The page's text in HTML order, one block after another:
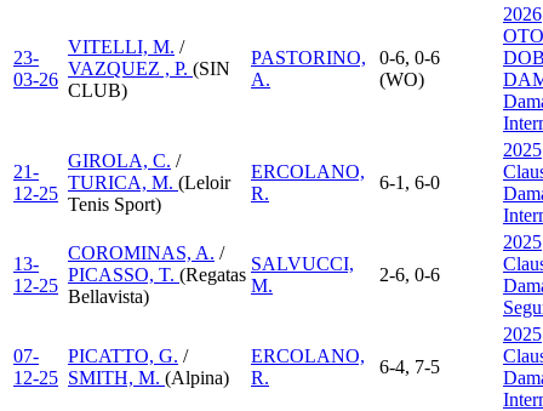
23-
03-26
VITELLI, M. /
VAZQUEZ , P. (SIN
CLUB)
PASTORINO,
A.
0-6, 0-6
(WO)
2026
21-
12-25
GIROLA, C. /
TURICA, M. (Leloir
Tenis Sport)
ERCOLANO,
R.
6-1, 6-0
2025
13-
12-25
COROMINAS, A. /
PICASSO, T. (Regatas
Bellavista)
SALVUCCI,
M.
2-6, 0-6
2025
07-
12-25
PICATTO, G. /
SMITH, M. (Alpina)
ERCOLANO,
R.
6-4, 7-5
2025